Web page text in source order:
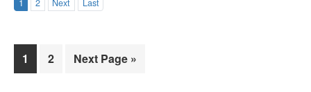
1 2 Next Last
Page
1 Page
2 Next Page »